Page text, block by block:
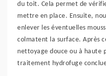
du toit. Cela permet de
mettre en place. Ensuite,
enlever les éventuelles
colmatent la surface. Après
nettoyage douce ou à haute
traitement hydrofuge